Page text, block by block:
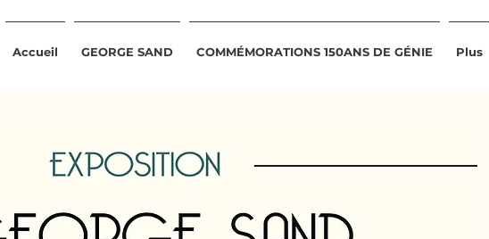
Accueil GEORGE SAND COMMÉMORATIONS 150ANS DE GÉNIE Plus